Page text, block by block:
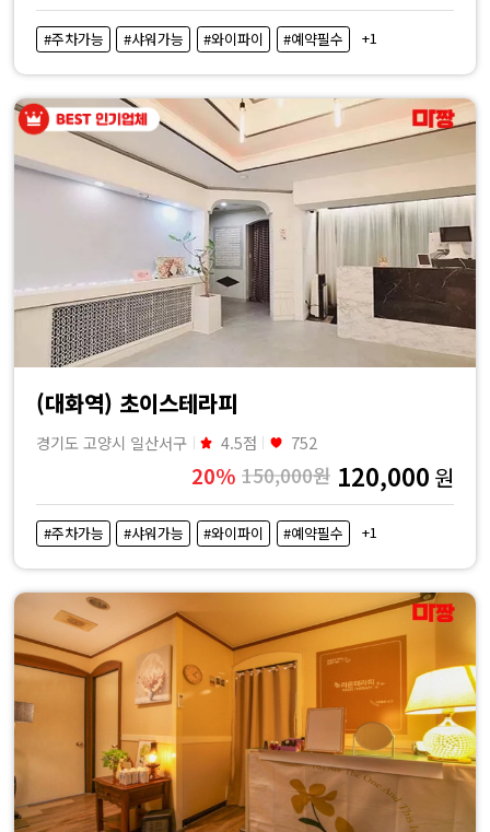
#주차가능 #샤워가능 #와이파이 #예약필수 +1
(대화역) 초이스테라피
경기도 고양시 일산서구 4.5점 752
20% 150,000원 120,000 원
#주차가능 #샤워가능 #와이파이 #예약필수 +1